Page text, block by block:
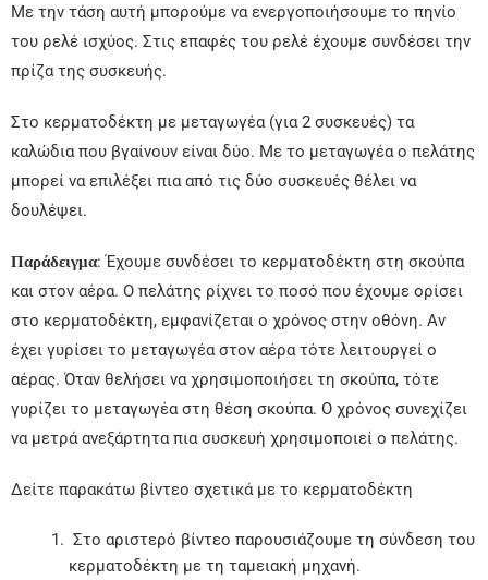
Με την τάση αυτή μπορούμε να ενεργοποιήσουμε το πηνίο
του ρελέ ισχύος. Στις επαφές του ρελέ έχουμε συνδέσει την
πρίζα της συσκευής.
Στο κερματοδέκτη με μεταγωγέα (για 2 συσκευές) τα
καλώδια που βγαίνουν είναι δύο. Με το μεταγωγέα ο πελάτης
μπορεί να επιλέξει πια από τις δύο συσκευές θέλει να
δουλέψει.
Παράδειγμα: Έχουμε συνδέσει το κερματοδέκτη στη σκούπα
και στον αέρα. Ο πελάτης ρίχνει το ποσό που έχουμε ορίσει
στο κερματοδέκτη, εμφανίζεται ο χρόνος στην οθόνη. Αν
έχει γυρίσει το μεταγωγέα στον αέρα τότε λειτουργεί ο
αέρας. Όταν θελήσει να χρησιμοποιήσει τη σκούπα, τότε
γυρίζει το μεταγωγέα στη θέση σκούπα. Ο χρόνος συνεχίζει
να μετρά ανεξάρτητα πια συσκευή χρησιμοποιεί ο πελάτης.
Δείτε παρακάτω βίντεο σχετικά με το κερματοδέκτη
Στο αριστερό βίντεο παρουσιάζουμε τη σύνδεση του
κερματοδέκτη με τη ταμειακή μηχανή.